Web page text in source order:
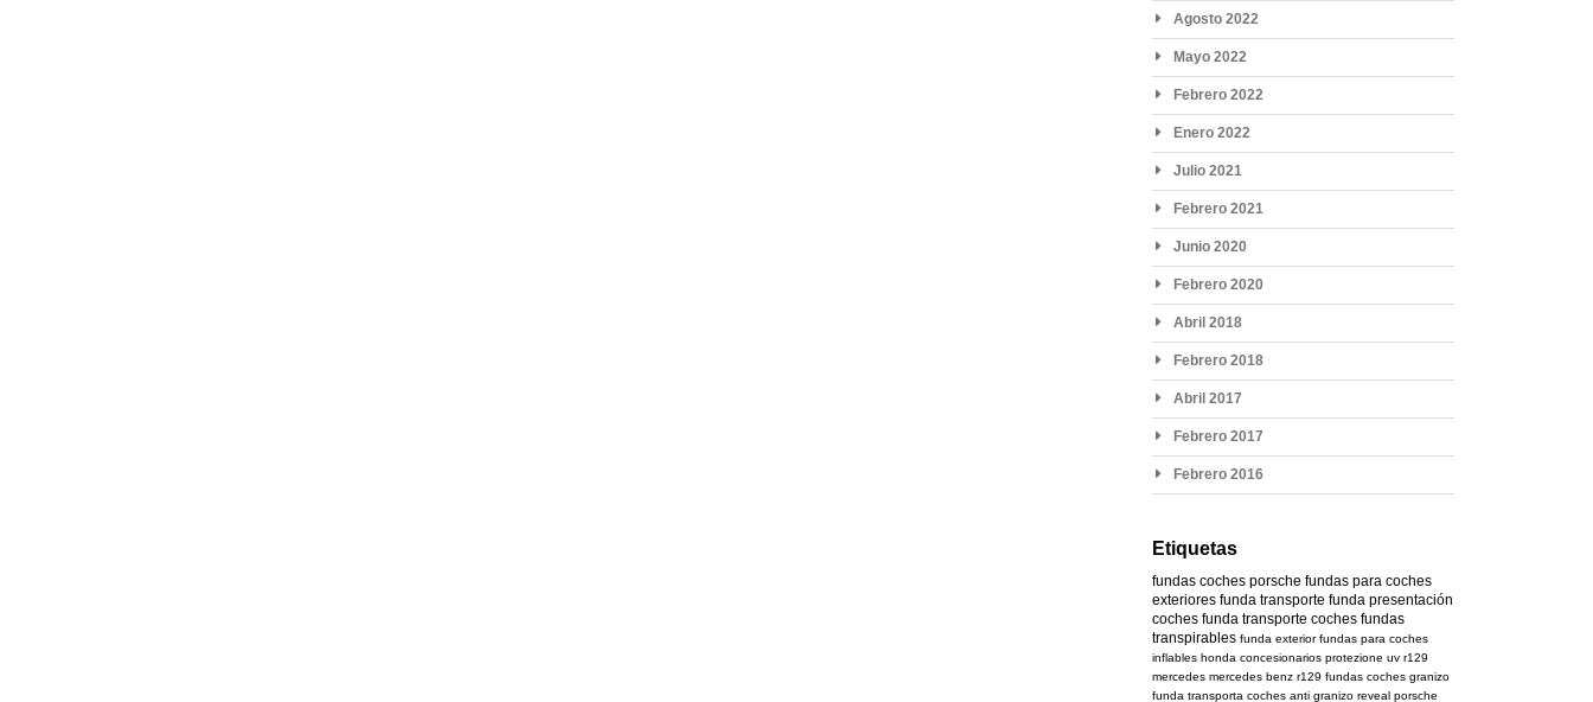
Agosto 2022
Mayo 2022
Febrero 2022
Enero 2022
Julio 2021
Febrero 2021
Junio 2020
Febrero 2020
Abril 2018
Febrero 2018
Abril 2017
Febrero 2017
Febrero 2016
Etiquetas
fundas coches porsche fundas para coches
exteriores funda transporte funda presentación
coches funda transporte coches fundas
transpirables funda exterior fundas para coches
inflables honda concesionarios protezione uv r129
mercedes mercedes benz r129 fundas coches granizo
funda transporta coches anti granizo reveal porsche